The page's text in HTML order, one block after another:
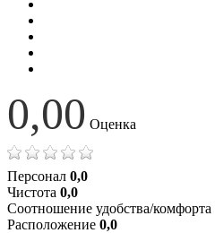
0,00 Оценка
Персонал 0,0
Чистота 0,0
Соотношение удобства/комфорта
Расположение 0,0